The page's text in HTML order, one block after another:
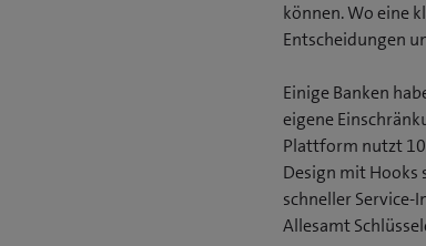
können. Wo eine
Entscheidungen
Einige Banken
eigene
Plattform nutzt
Design mit Hooks
schneller Service-
Allesamt